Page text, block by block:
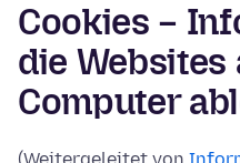
Cookies –
die
Computer